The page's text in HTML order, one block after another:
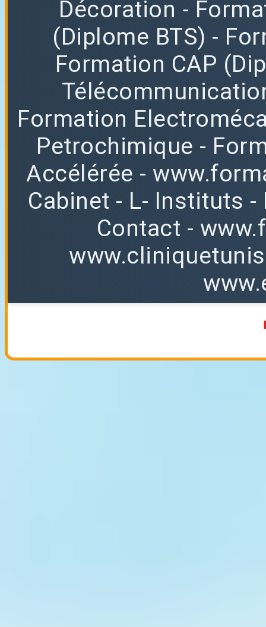
Décoration -
(Diplome BTS) -
Formation CAP
Formation
Petrochimique -
Accélérée -
Cabinet - L- Instituts -
Contact -